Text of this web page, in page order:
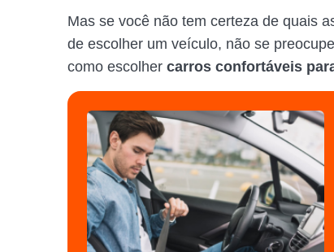
Mas se você não tem certeza de quais
de escolher um veículo, não se
como escolher carros confortáveis